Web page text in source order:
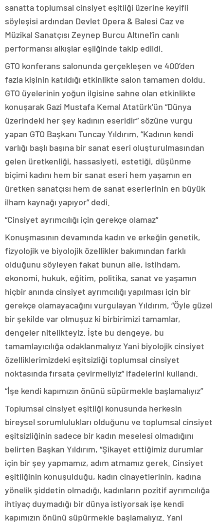
sanatta toplumsal cinsiyet eşitliği üzerine keyifli
söyleşisi ardından Devlet Opera & Balesi Caz ve
Müzikal Sanatçısı Zeynep Burcu Altınel’in canlı
performansı alkışlar eşliğinde takip edildi.
GTO konferans salonunda gerçekleşen ve 400’den
fazla kişinin katıldığı etkinlikte salon tamamen doldu.
GTO üyelerinin yoğun ilgisine sahne olan etkinlikte
konuşarak Gazi Mustafa Kemal Atatürk’ün “Dünya
üzerindeki her şey kadının eseridir” sözüne vurgu
yapan GTO Başkanı Tuncay Yıldırım, “Kadının kendi
varlığı başlı başına bir sanat eseri oluşturulmasından
gelen üretkenliği, hassasiyeti, estetiği, düşünme
biçimi kadını hem bir sanat eseri hem yaşamın en
üretken sanatçısı hem de sanat eserlerinin en büyük
ilham kaynağı yapıyor” dedi.
“Cinsiyet ayrımcılığı için gerekçe olamaz”
Konuşmasının devamında kadın ve erkeğin genetik,
fizyolojik ve biyolojik özellikler bakımından farklı
olduğunu söyleyen fakat bunun aile, istihdam,
ekonomi, hukuk, eğitim, politika, sanat ve yaşamın
hiçbir anında cinsiyet ayrımcılığı yapılması için bir
gerekçe olamayacağını vurgulayan Yıldırım, “Öyle güzel
bir şekilde var olmuşuz ki birbirimizi tamamlar,
dengeler nitelikteyiz. İşte bu dengeye, bu
tamamlayıcılığa odaklanmalıyız Yani biyolojik cinsiyet
özelliklerimizdeki eşitsizliği toplumsal cinsiyet
noktasında fırsata çevirmeliyiz” ifadelerini kullandı.
“İşe kendi kapımızın önünü süpürmekle başlamalıyız”
Toplumsal cinsiyet eşitliği konusunda herkesin
bireysel sorumlulukları olduğunu ve toplumsal cinsiyet
eşitsizliğinin sadece bir kadın meselesi olmadığını
belirten Başkan Yıldırım, “Şikayet ettiğimiz durumlar
için bir şey yapmamız, adım atmamız gerek. Cinsiyet
eşitliğinin konuşulduğu, kadın cinayetlerinin, kadına
yönelik şiddetin olmadığı, kadınların pozitif ayrımcılığa
ihtiyaç duymadığı bir dünya istiyorsak işe kendi
kapımızın önünü süpürmekle başlamalıyız. Yani